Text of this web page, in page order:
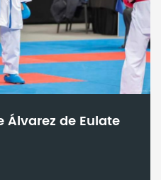
Álvarez de Eulate